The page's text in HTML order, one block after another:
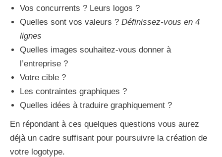
Vos concurrents ? Leurs logos ?
Quelles sont vos valeurs ? Définissez-vous en 4
lignes
Quelles images souhaitez-vous donner à
l’entreprise ?
Votre cible ?
Les contraintes graphiques ?
Quelles idées à traduire graphiquement ?
En répondant à ces quelques questions vous aurez
déjà un cadre suffisant pour poursuivre la création de
votre logotype.